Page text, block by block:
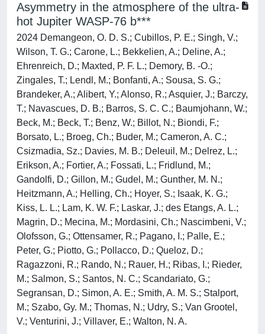
Asymmetry in the atmosphere of the ultra-
hot Jupiter WASP-76 b***
2024 Demangeon, O. D. S.; Cubillos, P. E.; Singh, V.;
Wilson, T. G.; Carone, L.; Bekkelien, A.; Deline, A.;
Ehrenreich, D.; Maxted, P. F. L.; Demory, B. -O.;
Zingales, T.; Lendl, M.; Bonfanti, A.; Sousa, S. G.;
Brandeker, A.; Alibert, Y.; Alonso, R.; Asquier, J.; Barczy,
T.; Navascues, D. B.; Barros, S. C. C.; Baumjohann, W.;
Beck, M.; Beck, T.; Benz, W.; Billot, N.; Biondi, F.;
Borsato, L.; Broeg, Ch.; Buder, M.; Cameron, A. C.;
Csizmadia, Sz.; Davies, M. B.; Deleuil, M.; Delrez, L.;
Erikson, A.; Fortier, A.; Fossati, L.; Fridlund, M.;
Gandolfi, D.; Gillon, M.; Gudel, M.; Gunther, M. N.;
Heitzmann, A.; Helling, Ch.; Hoyer, S.; Isaak, K. G.;
Kiss, L. L.; Lam, K. W. F.; Laskar, J.; des Etangs, A. L.;
Magrin, D.; Mecina, M.; Mordasini, Ch.; Nascimbeni, V.;
Olofsson, G.; Ottensamer, R.; Pagano, I.; Palle, E.;
Peter, G.; Piotto, G.; Pollacco, D.; Queloz, D.;
Ragazzoni, R.; Rando, N.; Rauer, H.; Ribas, I.; Rieder,
M.; Salmon, S.; Santos, N. C.; Scandariato, G.;
Segransan, D.; Simon, A. E.; Smith, A. M. S.; Stalport,
M.; Szabo, Gy. M.; Thomas, N.; Udry, S.; Van Grootel,
V.; Venturini, J.; Villaver, E.; Walton, N. A.